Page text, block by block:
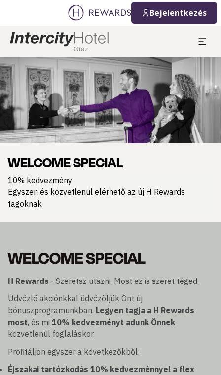
Bejelentkezés
Dia: 1 of 1
WELCOME SPECIAL
10% kedvezmény
Egyszeri és közvetlenül elérhető az új H Rewards
tagoknak
WELCOME SPECIAL
H Rewards - Szeretsz utazni. Most ez is szeret téged.
Üdvözlő akciónkkal üdvözöljük Önt új
bónuszprogramunkban. Legyen tagja a H Rewards
most, és mi 10% kedvezményt adunk Önnek
közvetlenül foglaláskor.
Profitáljon egyszer a következőkből:
Éjszakai tartózkodás 10% kedvezménnyel a flex